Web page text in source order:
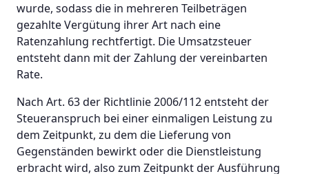
wurde, sodass die in mehreren Teilbeträgen
gezahlte Vergütung ihrer Art nach eine
Ratenzahlung rechtfertigt. Die Umsatzsteuer
entsteht dann mit der Zahlung der vereinbarten
Rate.
Nach Art. 63 der Richtlinie 2006/112 entsteht der
Steueranspruch bei einer einmaligen Leistung zu
dem Zeitpunkt, zu dem die Lieferung von
Gegenständen bewirkt oder die Dienstleistung
erbracht wird, also zum Zeitpunkt der Ausführung